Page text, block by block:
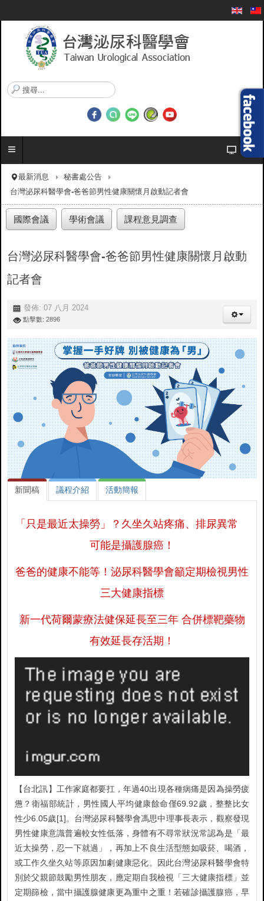
搜
尋
.
最新消息
秘書處公告
台灣泌尿科醫學會-爸爸節男性健康關懷月啟動記者會
國際會議 學術會議 課程意見調查
台灣泌尿科醫學會-爸爸節男性健康關懷月啟動
記者會
發佈: 07 八月 2024
點擊數: 2896
新聞稿 議程介紹 活動簡報
「只是最近太操勞」？久坐久站疼痛、排尿異常
可能是攝護腺癌！
爸爸的健康不能等！泌尿科醫學會籲定期檢視男性
三大健康指標
新一代荷爾蒙療法健保延長至三年 合併標靶藥物
有效延長存活期！
【台北訊】工作家庭都要扛，年過40出現各種病痛是因為操勞疲
憊？衛福部統計，男性國人平均健康餘命僅69.92歲，整整比女
性少6.05歲[1]。台灣泌尿科醫學會馮思中理事長表示，觀察發現
男性健康意識普遍較女性低落，身體有不尋常狀況常認為是「最
近太操勞，忍一下就過」，再加上不良生活型態如吸菸、喝酒，
或工作久坐久站等原因加劇健康惡化。因此台灣泌尿科醫學會特
別於父親節鼓勵男性朋友，應定期自我檢視「三大健康指標」並
定期篩檢，當中攝護腺健康更為重中之重！若確診攝護腺癌，早